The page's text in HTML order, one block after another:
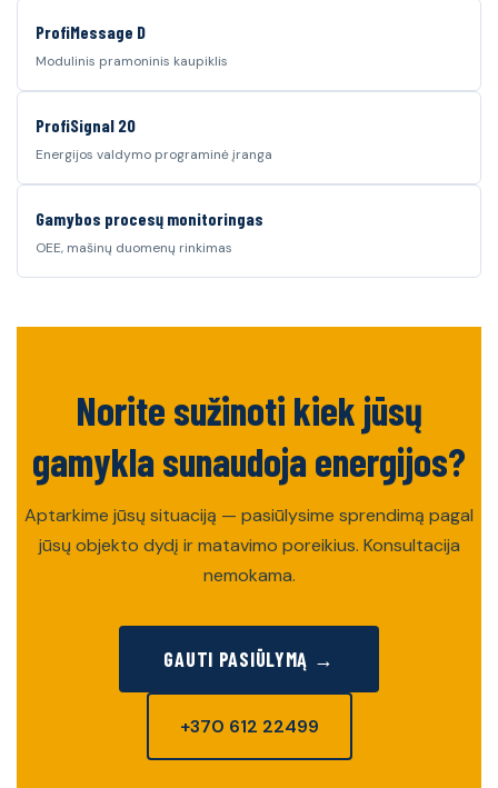
ProfiMessage D
Modulinis pramoninis kaupiklis
ProfiSignal 20
Energijos valdymo programinė įranga
Gamybos procesų monitoringas
OEE, mašinų duomenų rinkimas
Norite sužinoti kiek jūsų
gamykla sunaudoja energijos?
Aptarkime jūsų situaciją — pasiūlysime sprendimą pagal
jūsų objekto dydį ir matavimo poreikius. Konsultacija
nemokama.
GAUTI PASIŪLYMĄ →
+370 612 22499